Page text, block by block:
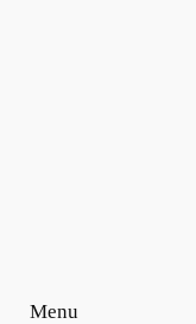
Menu